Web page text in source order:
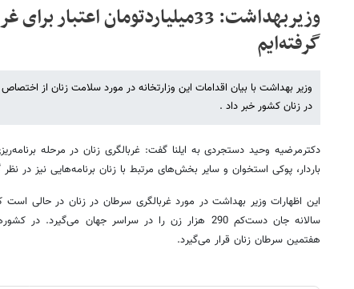
وزیربهداشت: 33میلیاردتومان
گرفته‌‌‌‌‌‌‌‌‌‌‌‌‌‌ایم
وزیر بهداشت با بیان اقدامات این وزارتخانه در مورد سلامت زنان از
در زنان کشور خبر داد .
دکترمرضیه وحید دستجردی به ایلنا گفت: غربالگری زنان در مرحله
باردار، پوکی استخوان و سایر بخش‌های مرتبط با زنان برنامه‌هایی نیز در
این اظهارات وزیر بهداشت در مورد غربالگری سرطان در زنان در حالی
سالانه جان دست‌کم 290 هزار زن را در سراسر جهان
هفتمین سرطان زنان قرار می‌گیرد.